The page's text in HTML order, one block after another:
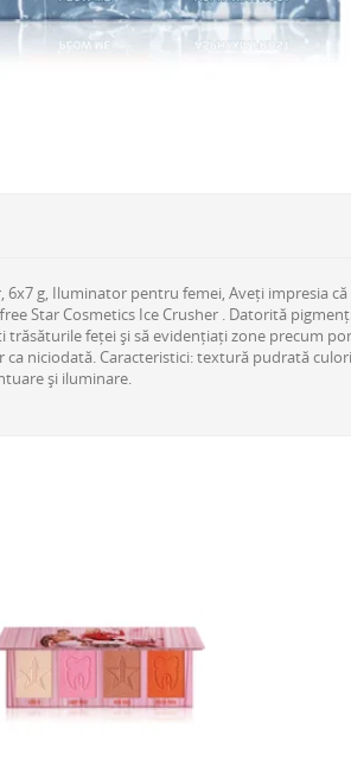
6x7 g, Iluminator pentru femei, Aveți impresia
Star Cosmetics Ice Crusher . Datorită
trăsăturile feței și să evidențiați zone precum
niciodată. Caracteristici: textură pudrată
și iluminare.